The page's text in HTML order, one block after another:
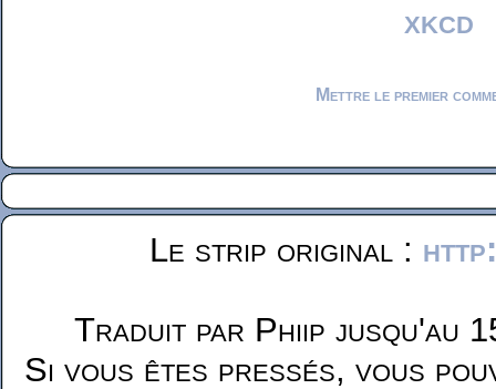
Mettre le premier
Le strip original :
Traduit par Phiip jusqu'au
Si vous êtes pressés, vous